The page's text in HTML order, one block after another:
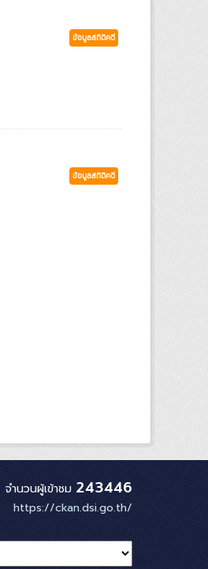
ข้อมูลสถิติคดี
ข้อมูลสถิติคดี
จำนวนผู้เข้าชม 243446
https://ckan.dsi.go.th/